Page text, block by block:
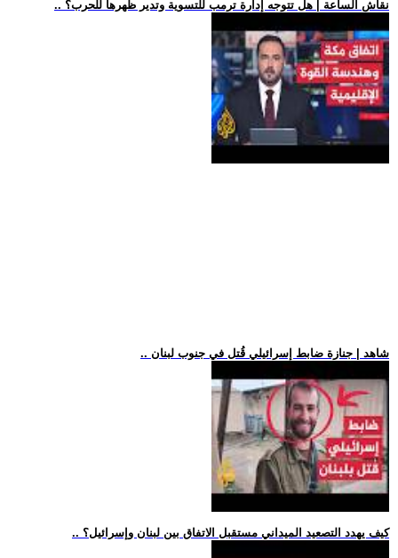
.. نقاش الساعة | هل تتوجه إدارة ترمب للتسوية وتدير ظهرها للحرب؟
.. شاهد | جنازة ضابط إسرائيلي قُتل في جنوب لبنان
.. كيف يهدد التصعيد الميداني مستقبل الاتفاق بين لبنان وإسرائيل؟